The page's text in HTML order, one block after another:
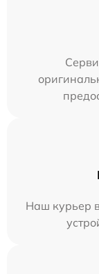
Наш курьер